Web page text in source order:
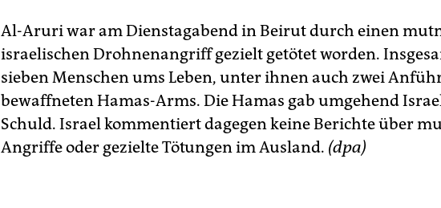
Al-Aruri war am Dienstagabend in Beirut durch einen
israelischen Drohnenangriff gezielt getötet worden.
sieben Menschen ums Leben, unter ihnen auch zwei
bewaffneten Hamas-Arms. Die Hamas gab umgehend
Schuld. Israel kommentiert dagegen keine Berichte über
Angriffe oder gezielte Tötungen im Ausland. (dpa)